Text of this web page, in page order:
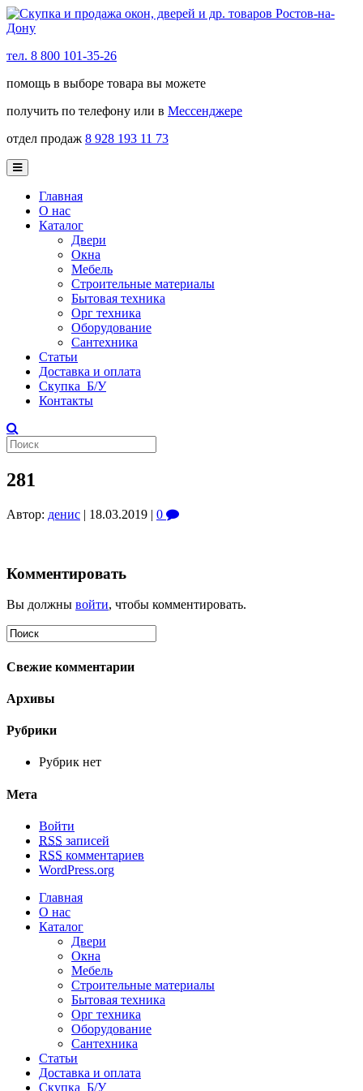
тел. 8 800 101-35-26
помощь в выборе товара вы можете
получить по телефону или в Мессенджере
отдел продаж 8 928 193 11 73
Главная
О нас
Каталог
Двери
Окна
Мебель
Строительные материалы
Бытовая техника
Орг техника
Оборудование
Сантехника
Статьи
Доставка и оплата
Скупка Б/У
Контакты
281
Автор: денис | 18.03.2019 | 0
Комментировать
Вы должны войти, чтобы комментировать.
Свежие комментарии
Архивы
Рубрики
Рубрик нет
Мета
Войти
RSS записей
RSS комментариев
WordPress.org
Главная
О нас
Каталог
Двери
Окна
Мебель
Строительные материалы
Бытовая техника
Орг техника
Оборудование
Сантехника
Статьи
Доставка и оплата
Скупка Б/У